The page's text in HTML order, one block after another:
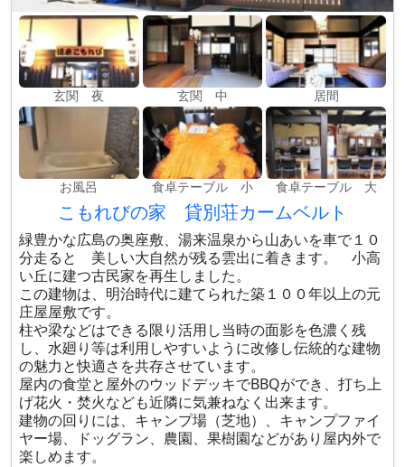
玄関 夜 玄関 中 居間
お風呂 食卓テーブル 小 食卓テーブル 大
こもれびの家 貸別荘カームベルト
緑豊かな広島の奥座敷、湯来温泉から山あいを車で１０
分走ると 美しい大自然が残る雲出に着きます。 小高
い丘に建つ古民家を再生しました。
この建物は、明治時代に建てられた築１００年以上の元
庄屋屋敷です。
柱や梁などはできる限り活用し当時の面影を色濃く残
し、水廻り等は利用しやすいように改修し伝統的な建物
の魅力と快適さを共存させています。
屋内の食堂と屋外のウッドデッキでBBQができ、打ち上
げ花火・焚火なども近隣に気兼ねなく出来ます。
建物の回りには、キャンプ場（芝地）、キャンプファイ
ヤー場、ドッグラン、農園、果樹園などがあり屋内外で
楽しめます。